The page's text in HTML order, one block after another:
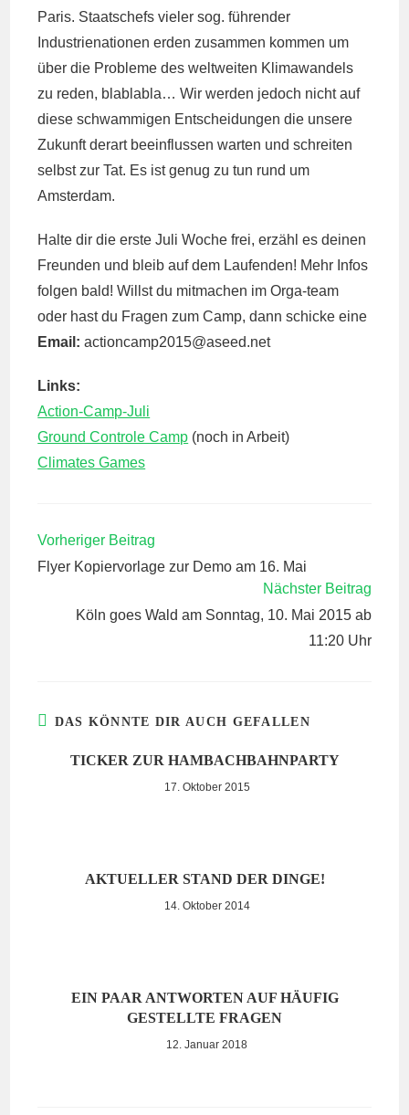
Paris. Staatschefs vieler sog. führender
Industrienationen erden zusammen kommen um
über die Probleme des weltweiten Klimawandels
zu reden, blablabla… Wir werden jedoch nicht auf
diese schwammigen Entscheidungen die unsere
Zukunft derart beeinflussen warten und schreiten
selbst zur Tat. Es ist genug zu tun rund um
Amsterdam.
Halte dir die erste Juli Woche frei, erzähl es deinen
Freunden und bleib auf dem Laufenden! Mehr Infos
folgen bald! Willst du mitmachen im Orga-team
oder hast du Fragen zum Camp, dann schicke eine
Email: actioncamp2015@aseed.net
Links:
Action-Camp-Juli
Ground Controle Camp (noch in Arbeit)
Climates Games
WEITERE
ANSEHEN
Vorheriger Beitrag
Flyer Kopiervorlage zur Demo am 16. Mai
Nächster Beitrag
Köln goes Wald am Sonntag, 10. Mai 2015 ab
11:20 Uhr
DAS KÖNNTE DIR AUCH GEFALLEN
TICKER ZUR HAMBACHBAHNPARTY
17. Oktober 2015
AKTUELLER STAND DER DINGE!
14. Oktober 2014
EIN PAAR ANTWORTEN AUF HÄUFIG
GESTELLTE FRAGEN
12. Januar 2018